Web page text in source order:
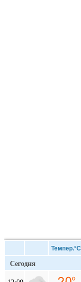
Темпер.°C
Сегодня